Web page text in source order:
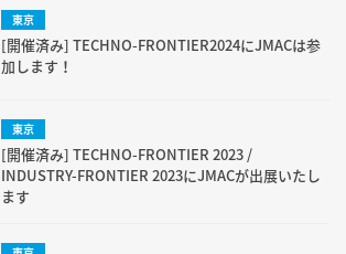
東京
[開催済み] TECHNO-FRONTIER2024にJMACは参
加します！
東京
[開催済み] TECHNO-FRONTIER 2023 /
INDUSTRY-FRONTIER 2023にJMACが出展いたし
ます